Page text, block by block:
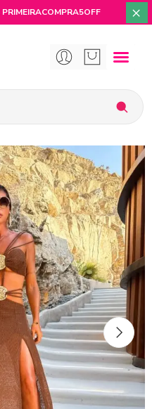
PRIMEIRACOMPRA5OFF ×